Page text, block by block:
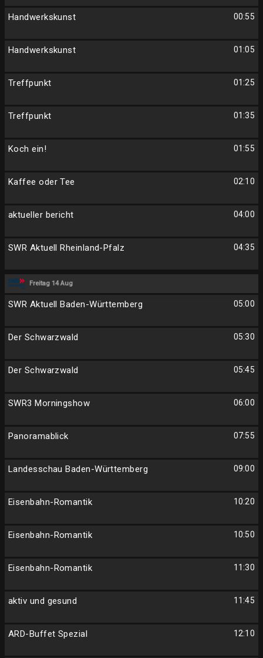
00:55
Handwerkskunst
01:05
Handwerkskunst
01:25
Treffpunkt
01:35
Treffpunkt
01:55
Koch ein!
02:10
Kaffee oder Tee
04:00
aktueller bericht
04:35
SWR Aktuell Rheinland-Pfalz
Freitag 14 Aug
05:00
SWR Aktuell Baden-Württemberg
05:30
Der Schwarzwald
05:45
Der Schwarzwald
06:00
SWR3 Morningshow
07:55
Panoramablick
09:00
Landesschau Baden-Württemberg
10:20
Eisenbahn-Romantik
10:50
Eisenbahn-Romantik
11:30
Eisenbahn-Romantik
11:45
aktiv und gesund
12:10
ARD-Buffet Spezial